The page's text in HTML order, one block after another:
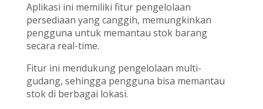
Aplikasi ini memiliki fitur pengelolaan
persediaan yang canggih, memungkinkan
pengguna untuk memantau stok barang
secara real-time.
Fitur ini mendukung pengelolaan multi-
gudang, sehingga pengguna bisa memantau
stok di berbagai lokasi.